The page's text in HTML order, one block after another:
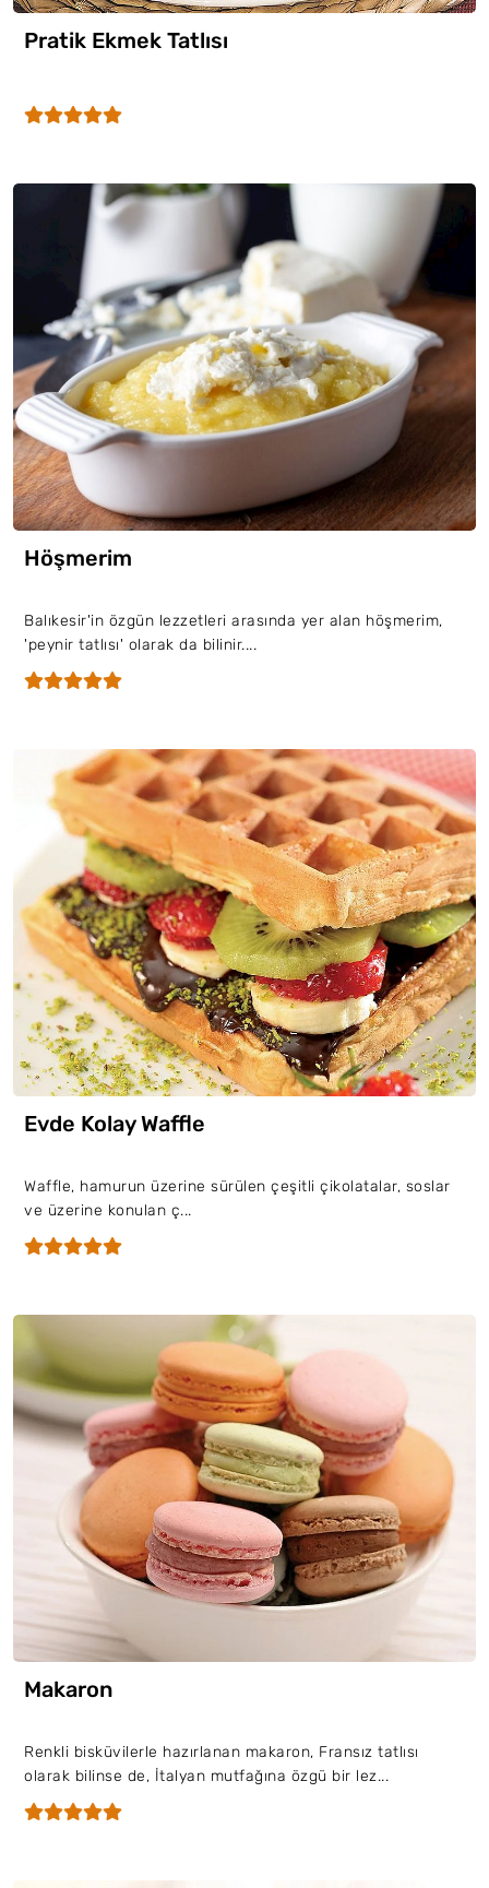
Pratik Ekmek Tatlısı
Höşmerim
Balıkesir'in özgün lezzetleri arasında yer alan höşmerim,
'peynir tatlısı' olarak da bilinir....
Evde Kolay Waffle
Waffle, hamurun üzerine sürülen çeşitli çikolatalar, soslar
ve üzerine konulan ç...
Makaron
Renkli bisküvilerle hazırlanan makaron, Fransız tatlısı
olarak bilinse de, İtalyan mutfağına özgü bir lez...